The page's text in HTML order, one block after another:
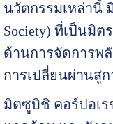
นวัตกรรมเหล่านี้
Society) ที่เป็นมิ
ด้านการจัดการพ
การเปลี่ยนผ่านสู่
มิตซูบิชิ คอร์ปอเ